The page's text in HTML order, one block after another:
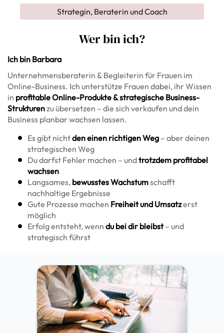
Strategin, Beraterin und Coach
Wer bin ich?
Ich bin Barbara
Unternehmensberaterin & Begleiterin für Frauen im
Online-Business. Ich unterstütze Frauen dabei, ihr Wissen
in profitable Online-Produkte & strategische Business-
Strukturenzu übersetzen – die sich verkaufen und dein
Business planbar wachsen lassen.
Es gibt nichtden einen richtigen Weg – aber deinen
strategischen Weg
Du darfst Fehler machen – undtrotzdem profitabel
wachsen
Langsames, bewusstes Wachstumschafft
nachhaltige Ergebnisse
Gute Prozesse machen Freiheit und Umsatzerst
möglich
Erfolg entsteht, wenn du bei dir bleibst– und
strategisch führst